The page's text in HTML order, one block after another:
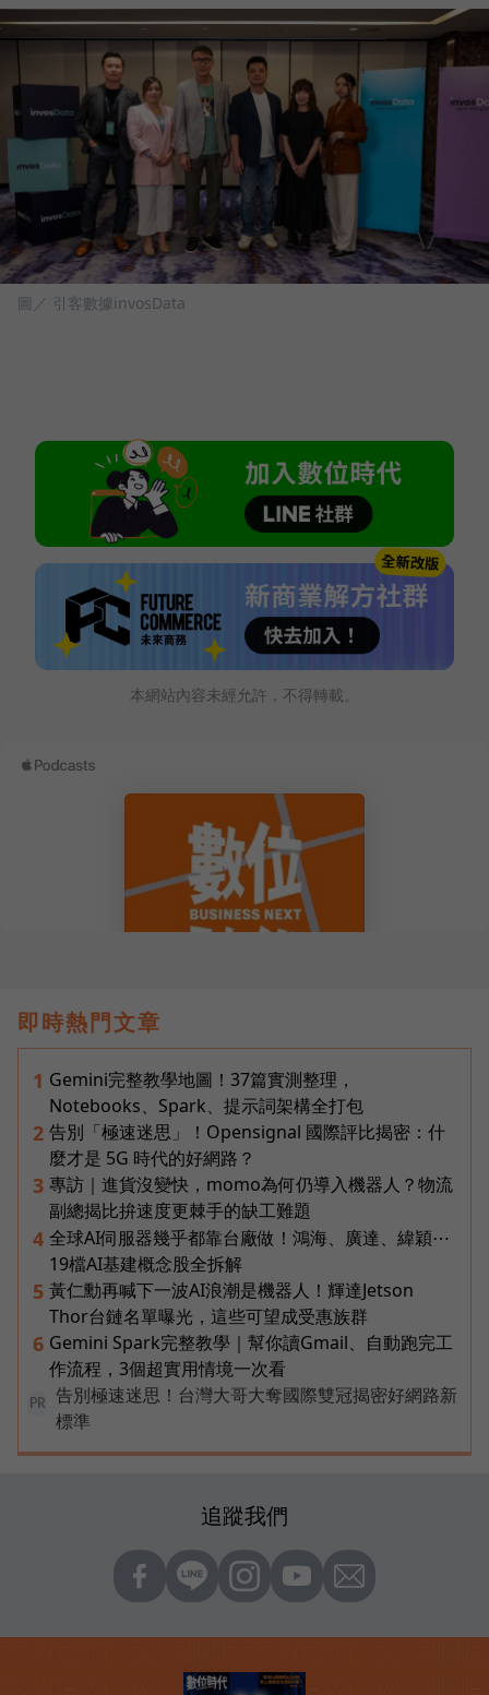
圖／ 引客數據invosData
本網站內容未經允許，不得轉載。
即時熱門文章
1 Gemini完整教學地圖！37篇實測整理，
Notebooks、Spark、提示詞架構全打包
2 告別「極速迷思」！Opensignal 國際評比揭密：什
麼才是 5G 時代的好網路？
3 專訪｜進貨沒變快，momo為何仍導入機器人？物流
副總揭比拚速度更棘手的缺工難題
4 全球AI伺服器幾乎都靠台廠做！鴻海、廣達、緯穎⋯
19檔AI基建概念股全拆解
5 黃仁勳再喊下一波AI浪潮是機器人！輝達Jetson
Thor台鏈名單曝光，這些可望成受惠族群
6 Gemini Spark完整教學｜幫你讀Gmail、自動跑完工
作流程，3個超實用情境一次看
PR
告別極速迷思！台灣大哥大奪國際雙冠揭密好網路新
標準
追蹤我們